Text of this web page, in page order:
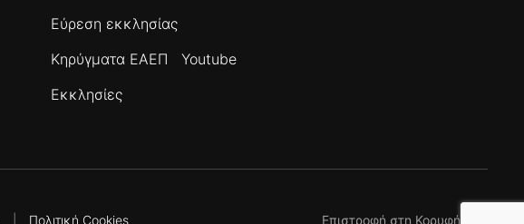
Εύρεση εκκλησίας
Κηρύγματα ΕΑΕΠ
Youtube
Εκκλησίες
Πολιτική Cookies Επιστροφή στη Κορυφή